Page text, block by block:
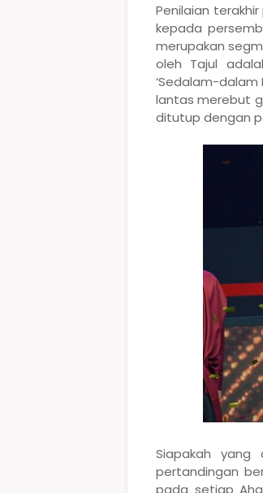
Penilaian
kepada
merupakan
oleh Tajul
‘Sedalam-dalam
lantas merebut
ditutup dengan
Siapakah yang
pertandingan
pada setiap